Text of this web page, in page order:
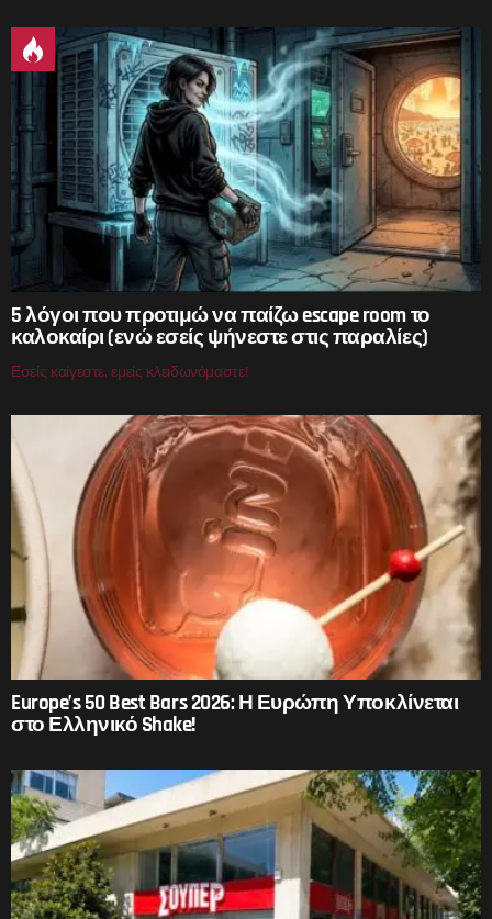
5 λόγοι που προτιμώ να παίζω escape room το
καλοκαίρι (ενώ εσείς ψήνεστε στις παραλίες)
Εσείς καίγεστε, εμείς κλειδωνόμαστε!
Europe’s 50 Best Bars 2026: Η Ευρώπη Υποκλίνεται
στο Ελληνικό Shake!